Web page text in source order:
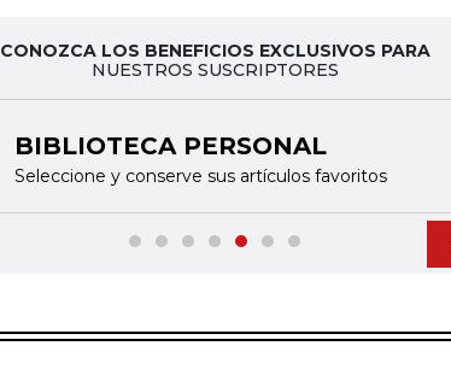
CONOZCA LOS BENEFICIOS EXCLUSIVOS PARA
NUESTROS SUSCRIPTORES
BIBLIOTECA PERSONAL
Seleccione y conserve sus artículos favoritos